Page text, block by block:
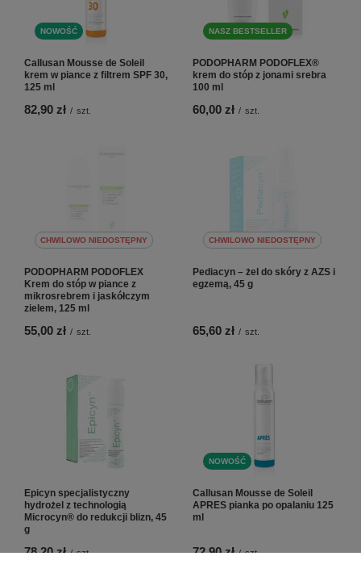
NOWOŚĆ
Callusan Mousse de Soleil
krem w piance z filtrem SPF 30,
125 ml
82,90 zł / szt.
NASZ BESTSELLER
PODOPHARM PODOFLEX®
krem do stóp z jonami srebra
100 ml
60,00 zł / szt.
CHWILOWO NIEDOSTĘPNY
PODOPHARM PODOFLEX
Krem do stóp w piance z
mikrosrebrem i jaskółczym
zielem, 125 ml
55,00 zł / szt.
CHWILOWO NIEDOSTĘPNY
Pediacyn – żel do skóry z AZS i
egzemą, 45 g
65,60 zł / szt.
Epicyn specjalistyczny
hydrożel z technologią
Microcyn® do redukcji blizn, 45
g
78,20 zł / szt.
NOWOŚĆ
Callusan Mousse de Soleil
APRES pianka po opalaniu 125
ml
72,90 zł / szt.